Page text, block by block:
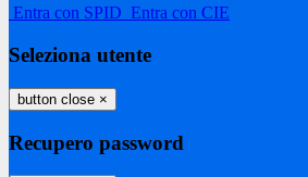
Entra con SPID Entra con CIE
Seleziona utente
button close ×
Recupero password